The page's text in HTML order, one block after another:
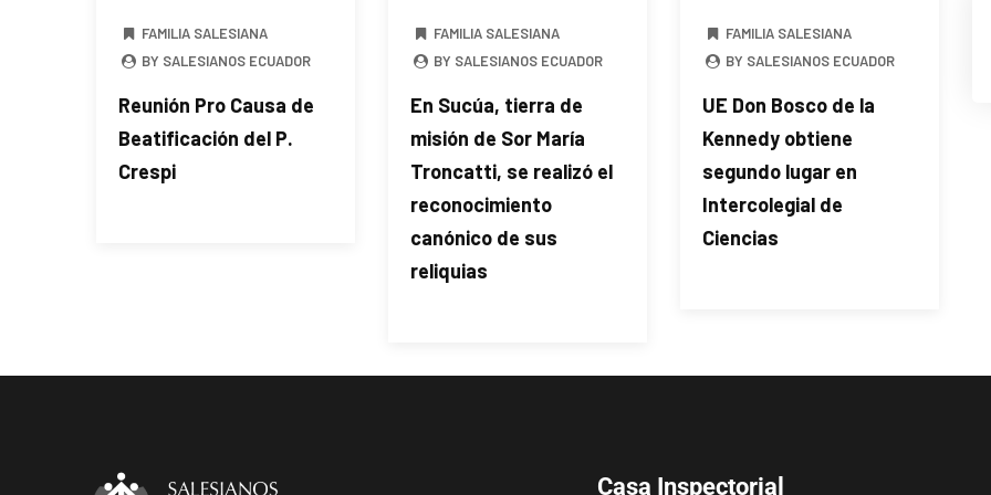
FAMILIA SALESIANA
BY SALESIANOS ECUADOR
Reunión Pro Causa de
Beatificación del P.
Crespi
FAMILIA SALESIANA
BY SALESIANOS ECUADOR
En Sucúa, tierra de
misión de Sor María
Troncatti, se realizó el
reconocimiento
canónico de sus
reliquias
FAMILIA SALESIANA
BY SALESIANOS ECUADOR
UE Don Bosco de la
Kennedy obtiene
segundo lugar en
Intercolegial de
Ciencias
Casa Inspectorial